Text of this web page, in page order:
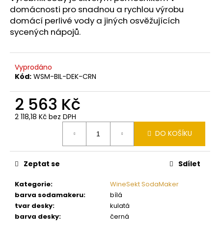
domácnosti pro snadnou a rychlou výrobu
domácí perlivé vody a jiných osvěžujících
sycených nápojů.
Vyprodáno
Kód: WSM-BIL-DEK-CRN
2 563 Kč
2 118,18 Kč bez DPH
DO KOŠÍKU
Kategorie:
WineSekt SodaMaker
barva sodamakeru:
bílá
tvar desky:
kulatá
barva desky: černá
Zeptat se Sdílet
u
č
u
j
e
e
ADAPTER
CO2
499